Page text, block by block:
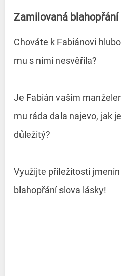
Zamilovaná blahopřání
Chováte k Fabiánovi
mu s nimi nesvěřila?
Je Fabián vaším
mu ráda dala najevo, jak
důležitý?
Využijte příležitosti
blahopřání slova lásky!